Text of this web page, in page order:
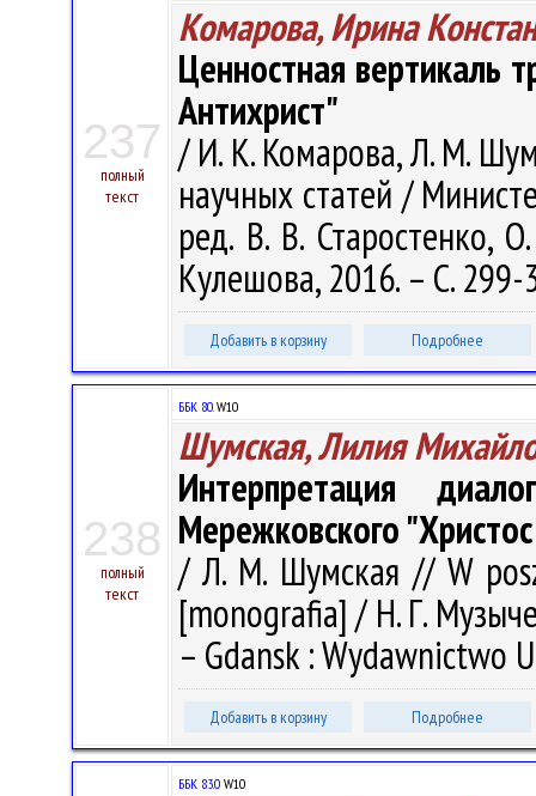
237
полный
текст
Комарова, Ирина
Ценностная вертикаль
Антихрист"
/ И. К. Комарова, Л. М.
научных статей /
ред. В. В. Старостенко,
Кулешова, 2016. – С.
Добавить в корзину Подробнее
238
полный
текст
ББК 80.W10
Шумская, Лилия
Интерпретация
Мережковского
/ Л. М. Шумская // W
[monografia] / Н. Г.
– Gdansk : Wydawnictwo
Добавить в корзину Подробнее
ББК 83.0 W10